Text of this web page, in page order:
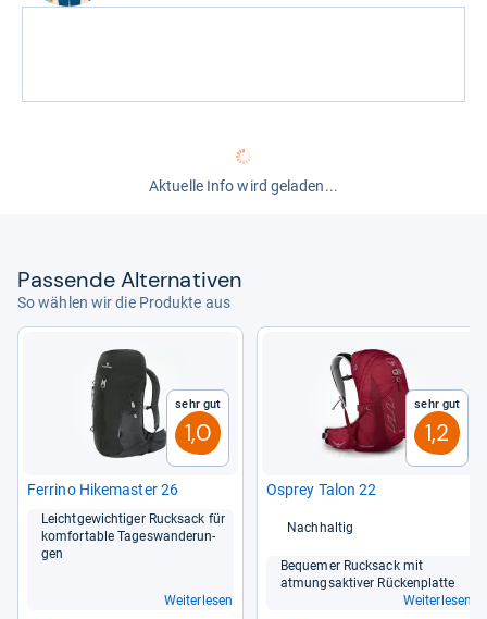
Aktuelle Info wird geladen...
Pas­sende Alter­na­ti­ven
So wählen wir die Produkte aus
Sehr gut
1,0
Fer­rino Hike­mas­ter 26
Leicht­ge­wich­ti­ger Ruck­sack für
kom­for­ta­ble Tages­wan­de­run­
gen
Weiterlesen
Sehr gut
1,2
Osprey Talon 22
Nachhaltig
Beque­mer Ruck­sack mit
atmungs­ak­ti­ver Rücken­platte
Weiterlesen